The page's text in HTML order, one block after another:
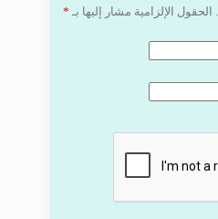
الحقول الإلزامية مشار إليها بـ *